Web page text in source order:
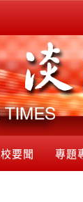
要聞 專題